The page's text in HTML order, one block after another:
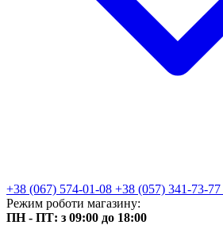
+38 (067) 574-01-08 +38 (057) 341-73-77
Режим роботи магазину:
ПН - ПТ: з 09:00 до 18:00